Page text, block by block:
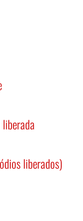
liberados)